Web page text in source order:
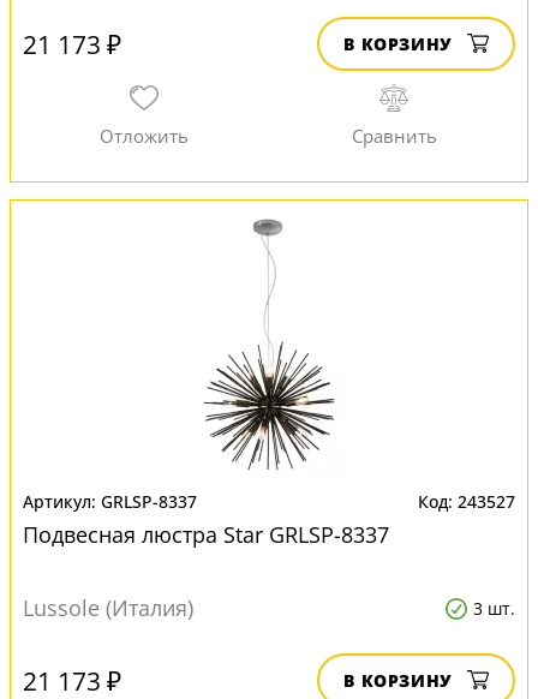
21 173 ₽ В КОРЗИНУ
GRLSP-8337 243527
Подвесная люстра Star GRLSP-8337
Lussole (Италия) 3 шт.
21 173 ₽ В КОРЗИНУ